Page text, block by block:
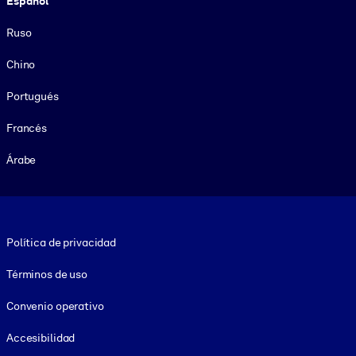
Ruso
Chino
Portugués
Francés
Árabe
Política de privacidad
Términos de uso
Convenio operativo
Accesibilidad